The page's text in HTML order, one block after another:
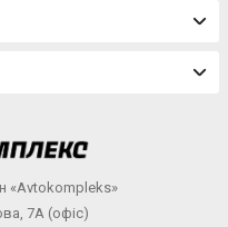
«Avtokompleks»
7А (офіс)